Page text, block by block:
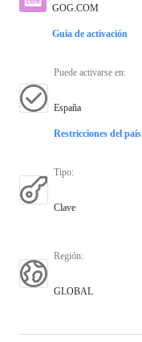
GOG.COM
Guía de activación
Puede activarse en:
España
Restricciones del país
Tipo:
Clave
Región:
GLOBAL